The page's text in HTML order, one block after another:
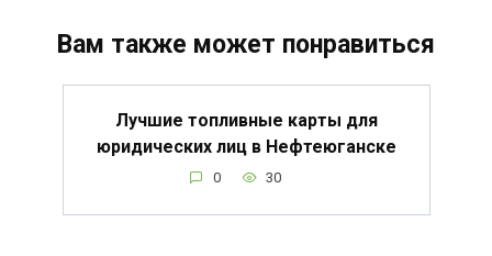
Вам также может понравиться
Лучшие топливные карты для
юридических лиц в Нефтеюганске
0 30